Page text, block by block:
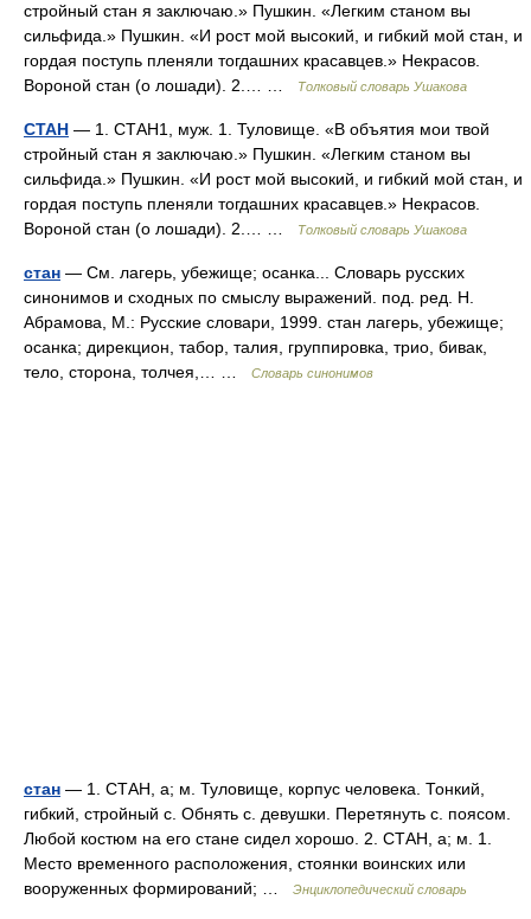
стройный стан я заключаю.» Пушкин. «Легким станом вы
сильфида.» Пушкин. «И рост мой высокий, и гибкий мой стан, и
гордая поступь пленяли тогдашних красавцев.» Некрасов.
Вороной стан (о лошади). 2.… …
Толковый словарь Ушакова
СТАН — 1. СТАН1, муж. 1. Туловище. «В объятия мои твой
стройный стан я заключаю.» Пушкин. «Легким станом вы
сильфида.» Пушкин. «И рост мой высокий, и гибкий мой стан, и
гордая поступь пленяли тогдашних красавцев.» Некрасов.
Вороной стан (о лошади). 2.… …
Толковый словарь Ушакова
стан — См. лагерь, убежище; осанка... Словарь русских
синонимов и сходных по смыслу выражений. под. ред. Н.
Абрамова, М.: Русские словари, 1999. стан лагерь, убежище;
осанка; дирекцион, табор, талия, группировка, трио, бивак,
тело, сторона, толчея,… …
Словарь синонимов
стан — 1. СТАН, а; м. Туловище, корпус человека. Тонкий,
гибкий, стройный с. Обнять с. девушки. Перетянуть с. поясом.
Любой костюм на его стане сидел хорошо. 2. СТАН, а; м. 1.
Место временного расположения, стоянки воинских или
вооруженных формирований; …
Энциклопедический словарь